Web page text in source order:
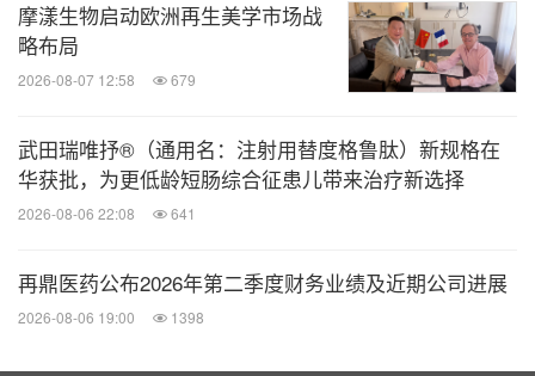
摩漾生物启动欧洲再生美学市场战
略布局
2026-08-07 12:58 679
武田瑞唯抒®（通用名：注射用替度格鲁肽）新规格在
华获批，为更低龄短肠综合征患儿带来治疗新选择
2026-08-06 22:08 641
再鼎医药公布2026年第二季度财务业绩及近期公司进展
2026-08-06 19:00 1398